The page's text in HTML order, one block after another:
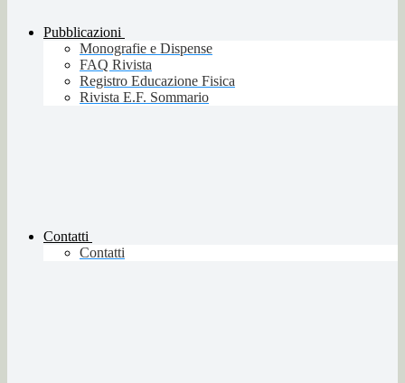
Pubblicazioni
Monografie e Dispense
FAQ Rivista
Registro Educazione Fisica
Rivista E.F. Sommario
Contatti
Contatti